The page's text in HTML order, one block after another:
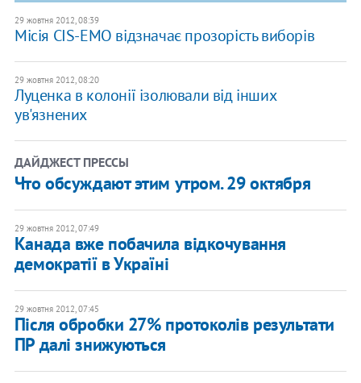
29 жовтня 2012, 08:39
Місія CIS-EMO відзначає прозорість виборів
29 жовтня 2012, 08:20
Луценка в колонії ізолювали від інших
ув'язнених
ДАЙДЖЕСТ ПРЕССЫ
Что обсуждают этим утром. 29 октября
29 жовтня 2012, 07:49
Канада вже побачила відкочування
демократії в Україні
29 жовтня 2012, 07:45
Після обробки 27% протоколів результати
ПР далі знижуються